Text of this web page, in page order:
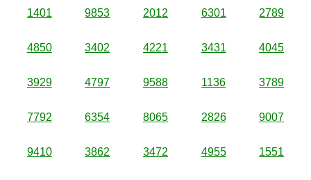
1401 9853 2012 6301 2789
4850 3402 4221 3431 4045
3929 4797 9588 1136 3789
7792 6354 8065 2826 9007
9410 3862 3472 4955 1551